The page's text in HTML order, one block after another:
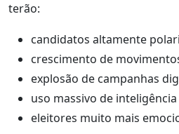
terão:
candidatos altamente
crescimento de
explosão de campanhas
uso massivo de
eleitores muito mais